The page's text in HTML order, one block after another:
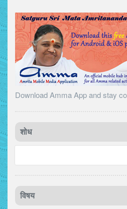
Download Amma App and stay
शोध
विषय